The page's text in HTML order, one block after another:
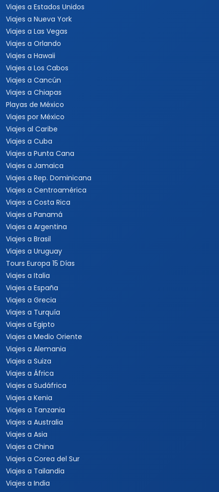
Viajes a Estados Unidos
Viajes a Nueva York
Viajes a Las Vegas
Viajes a Orlando
Viajes a Hawaii
Viajes a Los Cabos
Viajes a Cancún
Viajes a Chiapas
Playas de México
Viajes por México
Viajes al Caribe
Viajes a Cuba
Viajes a Punta Cana
Viajes a Jamaica
Viajes a Rep. Dominicana
Viajes a Centroamérica
Viajes a Costa Rica
Viajes a Panamá
Viajes a Argentina
Viajes a Brasil
Viajes a Uruguay
Tours Europa 15 Días
Viajes a Italia
Viajes a España
Viajes a Grecia
Viajes a Turquía
Viajes a Egipto
Viajes a Medio Oriente
Viajes a Alemania
Viajes a Suiza
Viajes a África
Viajes a Sudáfrica
Viajes a Kenia
Viajes a Tanzania
Viajes a Australia
Viajes a Asia
Viajes a China
Viajes a Corea del Sur
Viajes a Tailandia
Viajes a India